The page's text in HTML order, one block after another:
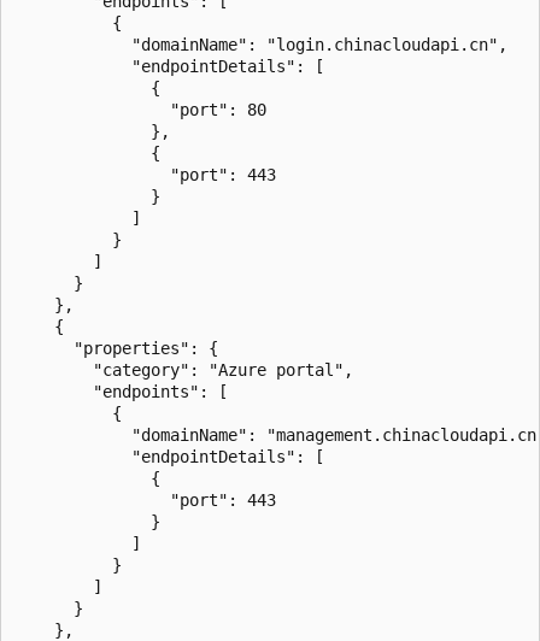
          {
            "domainName": "login.chinacloudapi.cn",
            "endpointDetails": [
              {
                "port": 80
              },
              {
                "port": 443
              }
            ]
          }
        ]
      }
    },
    {
      "properties": {
        "category": "Azure portal",
        "endpoints": [
          {
"domainName":
            "endpointDetails": [
              {
                "port": 443
              }
            ]
          }
        ]
      }
    },